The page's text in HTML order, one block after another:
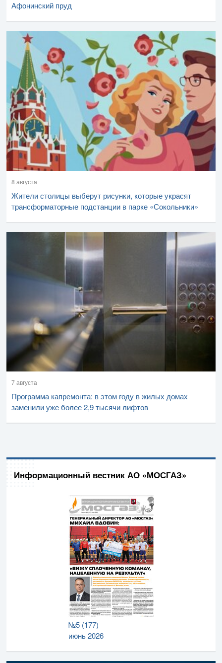
Афонинский пруд
8 августа
Жители столицы выберут рисунки, которые украсят
трансформаторные подстанции в парке «Сокольники»
7 августа
Программа капремонта: в этом году в жилых домах
заменили уже более 2,9 тысячи лифтов
Информационный вестник АО «МОСГАЗ»
№5 (177)
июнь 2026